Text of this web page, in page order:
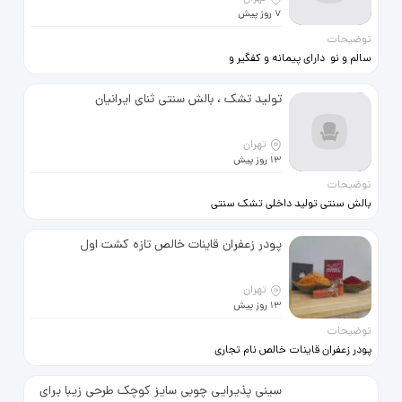
7 روز پیش
توضیحات
سالم و نو دارای پیمانه و کفگیر و
تولید تشک ، بالش سنتی ثنای ایرانیان
تهران
13 روز پیش
توضیحات
بالش سنتی تولید داخلی تشک سنتی
پودر زعفران قاینات خالص تازه کشت اول
تهران
13 روز پیش
توضیحات
پودر زعفران قاینات خالص نام تجاری
قطره ای از عطر بهشت دارای رنگ وبویسینی پذیرایی چوبی سایز کوچک طرحی زیبا برای